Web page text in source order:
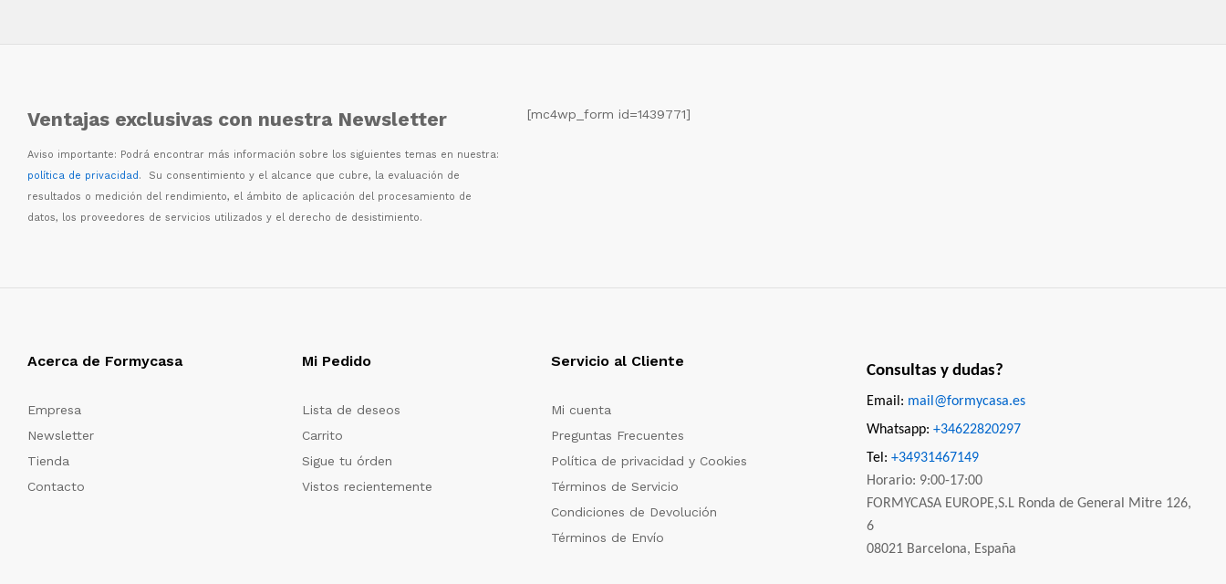
Ventajas exclusivas con nuestra Newsletter
Aviso importante: Podrá encontrar más información sobre los siguientes temas en nuestra:
política de privacidad. Su consentimiento y el alcance que cubre, la evaluación de
resultados o medición del rendimiento, el ámbito de aplicación del procesamiento de
datos, los proveedores de servicios utilizados y el derecho de desistimiento.
[mc4wp_form id=1439771]
Acerca de Formycasa
Empresa
Newsletter
Tienda
Contacto
Mi Pedido
Lista de deseos
Carrito
Sigue tu órden
Vistos recientemente
Servicio al Cliente
Mi cuenta
Preguntas Frecuentes
Política de privacidad y Cookies
Términos de Servicio
Condiciones de Devolución
Términos de Envío
Consultas y dudas?
Email: mail@formycasa.es
Whatsapp: +34622820297
Tel: +34931467149
Horario: 9:00-17:00
FORMYCASA EUROPE,S.L Ronda de General Mitre 126,
6
08021 Barcelona, España